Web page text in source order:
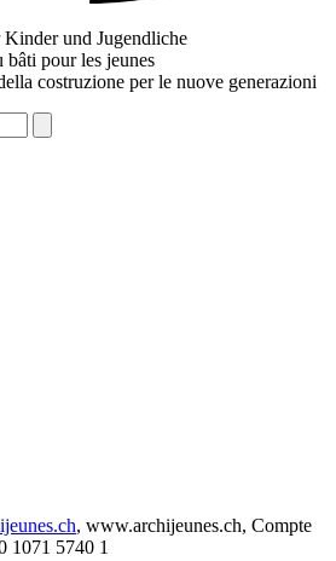
und Jugendliche
pour les jeunes
costruzione per le nuove generazioni
, www.archijeunes.ch, Compte
1071 5740 1